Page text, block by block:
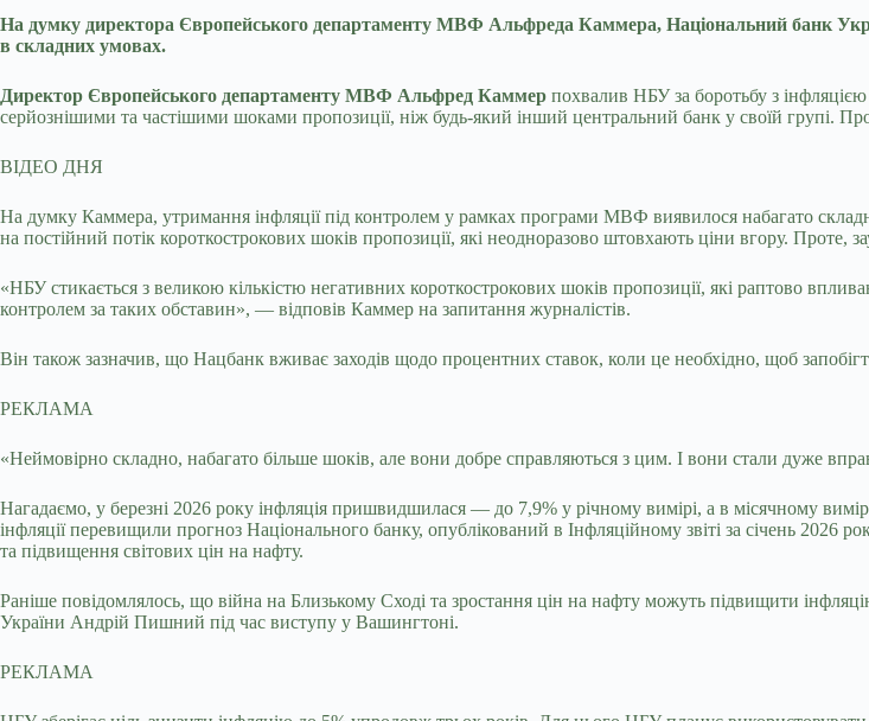
На думку директора Європейського департаменту МВФ Альфреда Каммера, Національний банк
в складних умовах.
Директор Європейського департаменту МВФ Альфред Каммер похвалив НБУ за боротьбу з
серйознішими та частішими шоками пропозиції, ніж будь-який інший центральний банк у своїй групі.
ВІДЕО ДНЯ
На думку Каммера, утримання інфляції під контролем у рамках програми МВФ виявилося набагато
на постійний потік короткострокових шоків пропозиції, які неодноразово штовхають ціни вгору.
«НБУ стикається з великою кількістю негативних короткострокових шоків пропозиції, які раптово
контролем за таких обставин», — відповів Каммер на запитання журналістів.
Він також зазначив, що Нацбанк вживає заходів щодо процентних ставок, коли це необхідно, щоб
РЕКЛАМА
«Неймовірно складно, набагато більше шоків, але вони добре справляються з цим. І вони стали дуже
Нагадаємо, у березні 2026 року інфляція пришвидшилася — до 7,9% у річному вимірі, а в місячному
інфляції перевищили прогноз Національного банку, опублікований в Інфляційному звіті за січень 2026
та підвищення світових цін на нафту.
Раніше повідомлялось, що війна на Близькому Сході та зростання цін на нафту можуть підвищити
України Андрій Пишний під час виступу у Вашингтоні.
РЕКЛАМА